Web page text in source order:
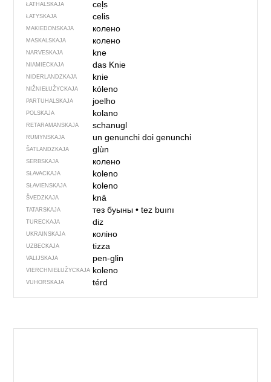
ŁATHALSKAJA ceļs
ŁATYSKAJA celis
MAKIEDONSKAJA колено
MASKALSKAJA колено
NARVESKAJA kne
NIAMIECKAJA das Knie
NIDERLANDZKAJA knie
NIŽNIEŁUŽYCKAJA kóleno
PARTUHALSKAJA joelho
POLSKAJA kolano
RETARAMANSKAJA schanugl
RUMYNSKAJA un genunchidoi genunchi
ŠATLANDZKAJA glùn
SERBSKAJA колено
SŁAVACKAJA koleno
SŁAVIENSKAJA koleno
ŠVEDZKAJA knä
TATARSKAJA тез буыны• tez buını
TURECKAJA diz
UKRAINSKAJA коліно
UZBECKAJA tizza
VALIJSKAJA pen-glin
VIERCHNIE­ŁUŽYCKAJA koleno
VUHORSKAJA térd